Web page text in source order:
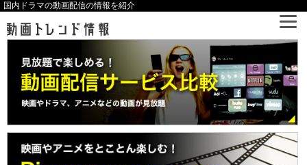
国内ドラマの動画配信の情報を紹介